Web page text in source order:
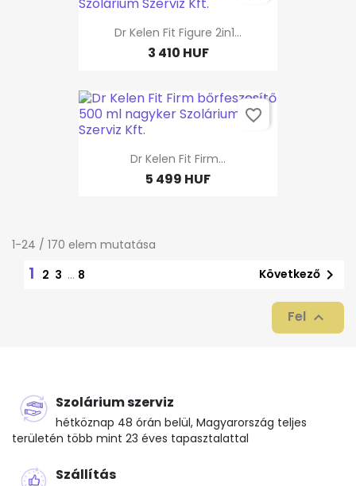
Dr Kelen Fit Figure 2in1...
3 410 HUF
Dr Kelen Fit Firm...
5 499 HUF
favorite_border
1-24 / 170 elem mutatása
1 2 3 … 8 Következő 
Fel 
Szolárium szerviz
hétköznap 48 órán belül, Magyarország teljes
területén több mint 23 éves tapasztalattal
Szállítás